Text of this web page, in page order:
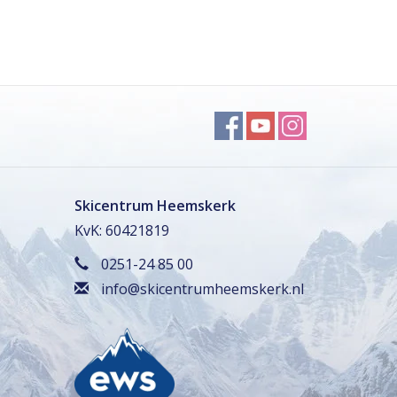
Skicentrum Heemskerk
KvK: 60421819
0251-24 85 00
info@skicentrumheemskerk.nl